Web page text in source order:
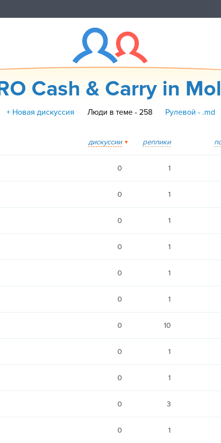
Cash & Carry in
+ Новая дискуссия Люди в теме - 258 Рулевой - .md
дискуссии реплики
0 1
0 1
0 1
0 1
0 1
0 1
0 10
0 1
0 1
0 3
0 1